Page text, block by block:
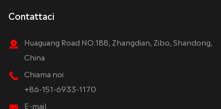
Contattaci
Huaguang Road NO.188, Zhangdian, Zibo, Shandong,
China
Chiama noi
+86-151-6933-1170
E-mail